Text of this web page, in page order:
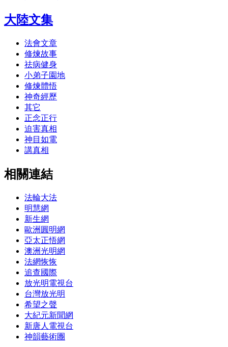
大陸文集
法會文章
修煉故事
祛病健身
小弟子園地
修煉體悟
神奇經歷
其它
正念正行
迫害真相
神目如電
講真相
相關連結
法輪大法
明慧網
新生網
歐洲圓明網
亞太正悟網
澳洲光明網
法網恢恢
追查國際
放光明電視台
台灣放光明
希望之聲
大紀元新聞網
新唐人電視台
神韻藝術團